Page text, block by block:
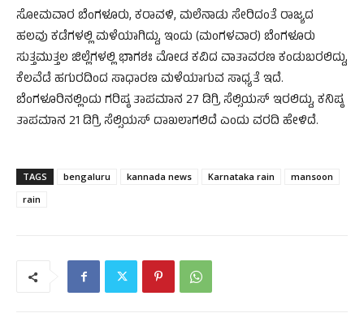
ಸೋಮವಾರ ಬೆಂಗಳೂರು, ಕರಾವಳಿ, ಮಲೆನಾಡು ಸೇರಿದಂತೆ ರಾಜ್ಯದ
ಹಲವು ಕಡೆಗಳಲ್ಲಿ ಮಳೆಯಾಗಿದ್ದು, ಇಂದು (ಮಂಗಳವಾರ) ಬೆಂಗಳೂರು
ಸುತ್ತಮುತ್ತಲ ಜಿಲ್ಲೆಗಳಲ್ಲಿ ಭಾಗಶಃ ಮೋಡ ಕವಿದ ವಾತಾವರಣ ಕಂಡುಬರಲಿದ್ದು,
ಕೆಲವೆಡೆ ಹಗುರದಿಂದ ಸಾಧಾರಣ ಮಳೆಯಾಗುವ ಸಾಧ್ಯತೆ ಇದೆ.
ಬೆಂಗಳೂರಿನಲ್ಲಿಂದು ಗರಿಷ್ಠ ತಾಪಮಾನ 27 ಡಿಗ್ರಿ ಸೆಲ್ಸಿಯಸ್ ಇರಲಿದ್ದು, ಕನಿಷ್ಠ
ತಾಪಮಾನ 21 ಡಿಗ್ರಿ ಸೆಲ್ಸಿಯಸ್ ದಾಖಲಾಗಲಿದೆ ಎಂದು ವರದಿ ಹೇಳಿದೆ.
TAGS bengaluru kannada news Karnataka rain
mansoon
rain